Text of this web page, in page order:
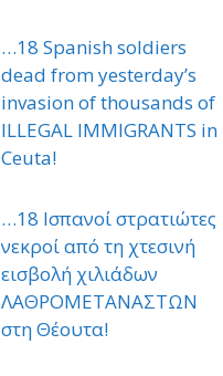
…18 Spanish soldiers
dead from yesterday’s
invasion of thousands of
ILLEGAL IMMIGRANTS in
Ceuta!
…18 Ισπανοί στρατιώτες
νεκροί από τη χτεσινή
εισβολή χιλιάδων
ΛΑΘΡΟΜΕΤΑΝΑΣΤΩΝ
στη Θέουτα!